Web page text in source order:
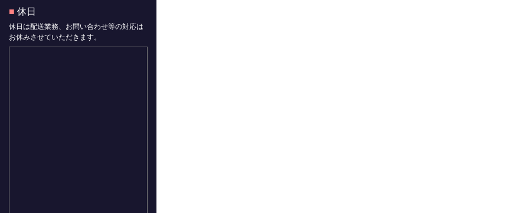
■ 休日
休日は配送業務、お問い合わせ等の対応は
お休みさせていただきます。